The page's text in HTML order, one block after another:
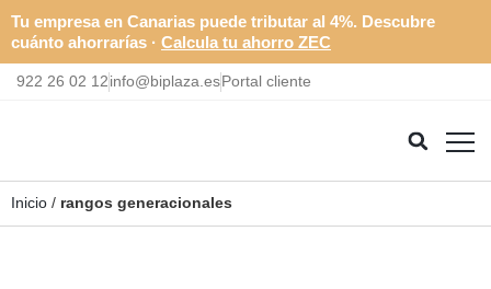
Tu empresa en Canarias puede tributar al 4%. Descubre
cuánto ahorrarías · Calcula tu ahorro ZEC
922 26 02 12info@biplaza.esPortal cliente
Inicio / rangos generacionales